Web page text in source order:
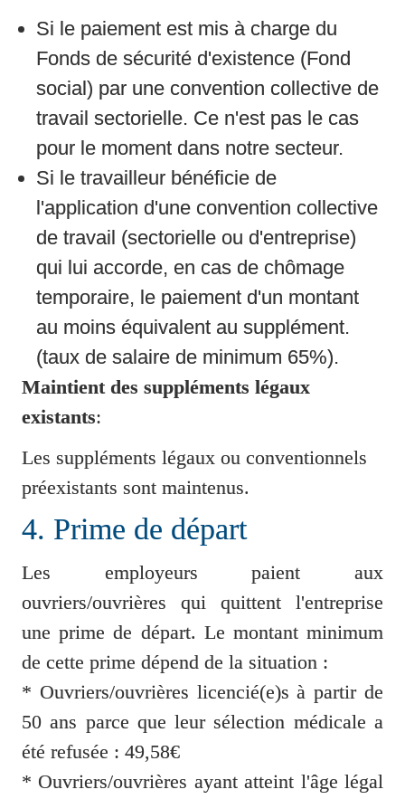
Si le paiement est mis à charge du
Fonds de sécurité d'existence (Fond
social) par une convention collective de
travail sectorielle. Ce n'est pas le cas
pour le moment dans notre secteur.
Si le travailleur bénéficie de
l'application d'une convention collective
de travail (sectorielle ou d'entreprise)
qui lui accorde, en cas de chômage
temporaire, le paiement d'un montant
au moins équivalent au supplément.
(taux de salaire de minimum 65%).
Maintient des suppléments légaux
existants:
Les suppléments légaux ou conventionnels
préexistants sont maintenus.
4. Prime de départ
Les employeurs paient aux
ouvriers/ouvrières qui quittent l'entreprise
une prime de départ. Le montant minimum
de cette prime dépend de la situation :
* Ouvriers/ouvrières licencié(e)s à partir de
50 ans parce que leur sélection médicale a
été refusée : 49,58€
* Ouvriers/ouvrières ayant atteint l'âge légal